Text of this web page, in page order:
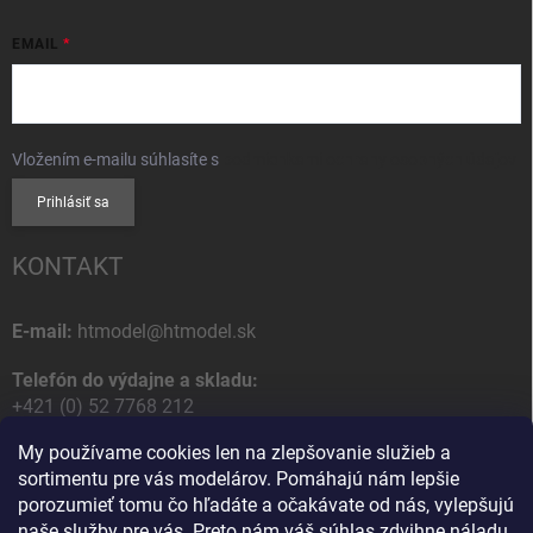
My používame cookies len na zlepšovanie služieb a
sortimentu pre vás modelárov. Pomáhajú nám lepšie
porozumieť tomu čo hľadáte a očakávate od nás, vylepšujú
EMAIL
Vložením e-mailu súhlasíte s
Prihlásiť sa
KONTAKT
E-mail: htmodel@htmodel.sk
Telefón do výdajne a skladu:
+421 (0) 52 7768 212
Poštová / Odberná adresa:
HT model
Na letisko 49